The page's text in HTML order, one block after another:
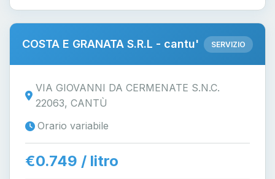
COSTA E GRANATA S.R.L - cantu' SERVIZIO
VIA GIOVANNI DA CERMENATE S.N.C.
22063, CANTÙ
Orario variabile
€0.749 / litro